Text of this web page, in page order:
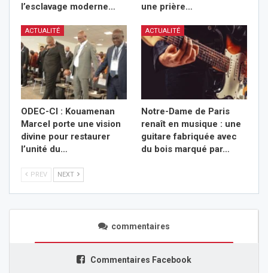
l’esclavage moderne…
une prière…
ACTUALITÉ
ODEC-CI : Kouamenan
Marcel porte une vision
divine pour restaurer
l’unité du…
ACTUALITÉ
Notre-Dame de Paris
renaît en musique : une
guitare fabriquée avec
du bois marqué par…
PREV NEXT
commentaires
Commentaires Facebook